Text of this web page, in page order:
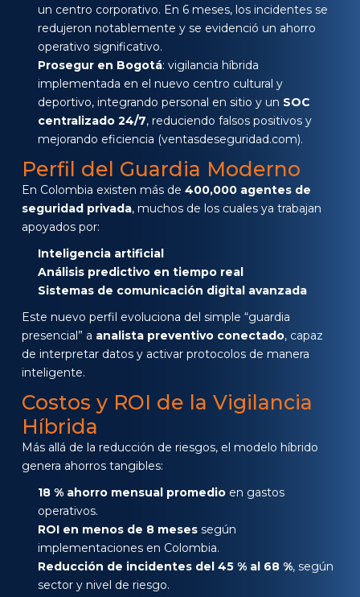
un centro corporativo. En 6 meses, los incidentes se
redujeron notablemente y se evidenció un ahorro
operativo significativo.
Prosegur en Bogotá: vigilancia híbrida
implementada en el nuevo centro cultural y
deportivo, integrando personal en sitio y un SOC
centralizado 24/7, reduciendo falsos positivos y
mejorando eficiencia (ventasdeseguridad.com).
Perfil del Guardia Moderno
En Colombia existen más de 400,000 agentes de
seguridad privada, muchos de los cuales ya trabajan
apoyados por:
Inteligencia artificial
Análisis predictivo en tiempo real
Sistemas de comunicación digital avanzada
Este nuevo perfil evoluciona del simple “guardia
presencial” a analista preventivo conectado, capaz
de interpretar datos y activar protocolos de manera
inteligente.
Costos y ROI de la Vigilancia
Híbrida
Más allá de la reducción de riesgos, el modelo híbrido
genera ahorros tangibles:
18 % ahorro mensual promedioen gastos
operativos.
ROI en menos de 8 mesessegún
implementaciones en Colombia.
Reducción de incidentes del 45 % al 68 %, según
sector y nivel de riesgo.